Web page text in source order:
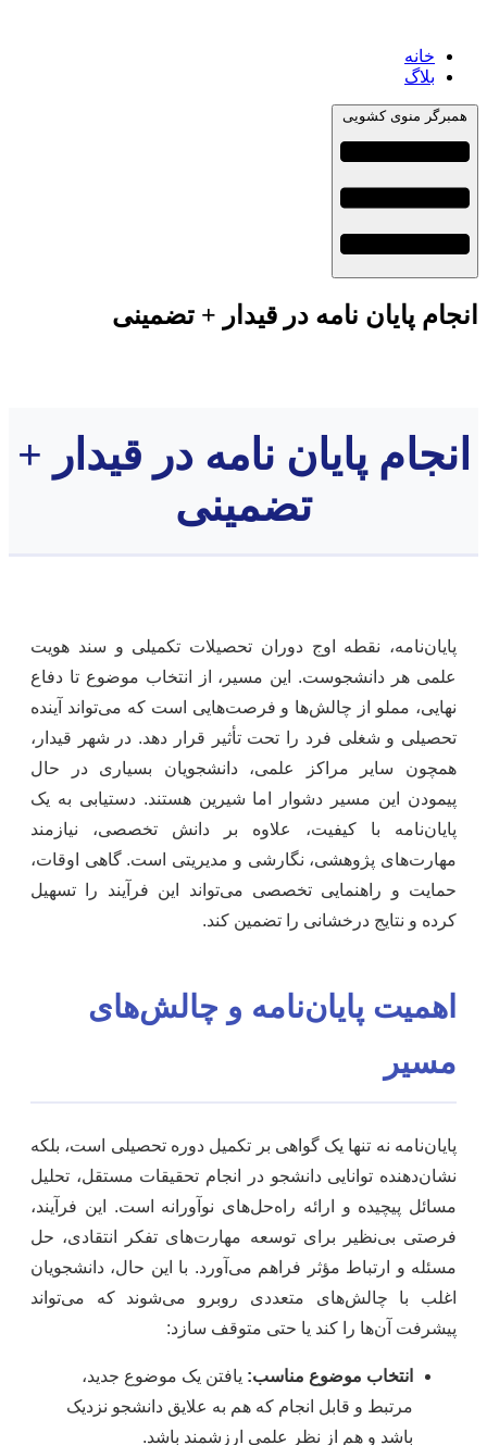
خانه
بلاگ
منوی کشویی
پایان نامه در قیدار + تضمینی
پایان نامه در قیدار +
تضمینی
پایان‌نامه، نقطه اوج دوران تحصیلات تکمیلی و سند هویت
علمی هر دانشجوست. این مسیر، از انتخاب موضوع تا دفاع
نهایی، مملو از چالش‌ها و فرصت‌هایی است که می‌تواند آینده
تحصیلی و شغلی فرد را تحت تأثیر قرار دهد. در شهر قیدار،
همچون سایر مراکز علمی، دانشجویان بسیاری در حال
پیمودن این مسیر دشوار اما شیرین هستند. دستیابی به یک
پایان‌نامه با کیفیت، علاوه بر دانش تخصصی، نیازمند
مهارت‌های پژوهشی، نگارشی و مدیریتی است. گاهی اوقات،
حمایت و راهنمایی تخصصی می‌تواند این فرآیند را تسهیل
کرده و نتایج درخشانی را تضمین کند.
اهمیت پایان‌نامه و چالش‌های
مسیر
پایان‌نامه نه تنها یک گواهی بر تکمیل دوره تحصیلی است، بلکه
نشان‌دهنده توانایی دانشجو در انجام تحقیقات مستقل، تحلیل
مسائل پیچیده و ارائه راه‌حل‌های نوآورانه است. این فرآیند،
فرصتی بی‌نظیر برای توسعه مهارت‌های تفکر انتقادی، حل
مسئله و ارتباط مؤثر فراهم می‌آورد. با این حال، دانشجویان
اغلب با چالش‌های متعددی روبرو می‌شوند که می‌تواند
پیشرفت آن‌ها را کند یا حتی متوقف سازد:
انتخاب موضوع مناسب:یافتن یک موضوع جدید،
مرتبط و قابل انجام که هم به علایق دانشجو نزدیک
باشد و هم از نظر علمی ارزشمند باشد.